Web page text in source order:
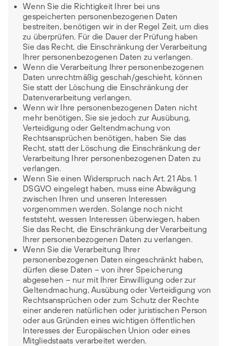
Wenn Sie die Richtigkeit Ihrer bei uns
gespeicherten personenbezogenen Daten
bestreiten, benötigen wir in der Regel Zeit, um dies
zu überprüfen. Für die Dauer der Prüfung haben
Sie das Recht, die Einschränkung der Verarbeitung
Ihrer personenbezogenen Daten zu verlangen.
Wenn die Verarbeitung Ihrer personenbezogenen
Daten unrechtmäßig geschah/geschieht, können
Sie statt der Löschung die Einschränkung der
Datenverarbeitung verlangen.
Wenn wir Ihre personenbezogenen Daten nicht
mehr benötigen, Sie sie jedoch zur Ausübung,
Verteidigung oder Geltendmachung von
Rechtsansprüchen benötigen, haben Sie das
Recht, statt der Löschung die Einschränkung der
Verarbeitung Ihrer personenbezogenen Daten zu
verlangen.
Wenn Sie einen Widerspruch nach Art. 21 Abs. 1
DSGVO eingelegt haben, muss eine Abwägung
zwischen Ihren und unseren Interessen
vorgenommen werden. Solange noch nicht
feststeht, wessen Interessen überwiegen, haben
Sie das Recht, die Einschränkung der Verarbeitung
Ihrer personenbezogenen Daten zu verlangen.
Wenn Sie die Verarbeitung Ihrer
personenbezogenen Daten eingeschränkt haben,
dürfen diese Daten – von ihrer Speicherung
abgesehen – nur mit Ihrer Einwilligung oder zur
Geltendmachung, Ausübung oder Verteidigung von
Rechtsansprüchen oder zum Schutz der Rechte
einer anderen natürlichen oder juristischen Person
oder aus Gründen eines wichtigen öffentlichen
Interesses der Europäischen Union oder eines
Mitgliedstaats verarbeitet werden.